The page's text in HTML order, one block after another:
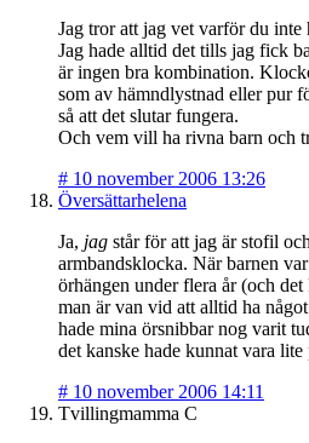
Jag tror att jag vet varför du inte
Jag hade alltid det tills jag fick
är ingen bra kombination.
som av hämndlystnad eller pur
så att det slutar fungera.
Och vem vill ha rivna barn och
# 10 november 2006 13:26
Översättarhelena
Ja, jag står för att jag är stofil
armbandsklocka. När barnen
örhängen under flera år (och
man är van vid att alltid ha
hade mina örsnibbar nog varit
det kanske hade kunnat vara lite
# 10 november 2006 14:11
Tvillingmamma C